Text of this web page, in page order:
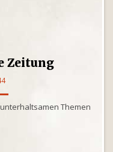
Zeitung
Themen